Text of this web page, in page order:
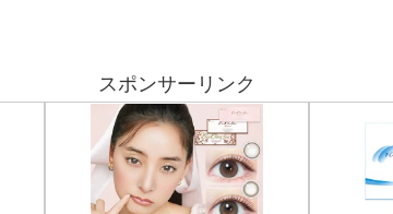
スポンサーリンク